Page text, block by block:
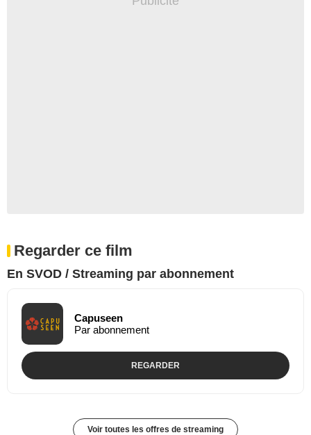
Regarder ce film
En SVOD / Streaming par abonnement
Capuseen
Par abonnement
REGARDER
Voir toutes les offres de streaming